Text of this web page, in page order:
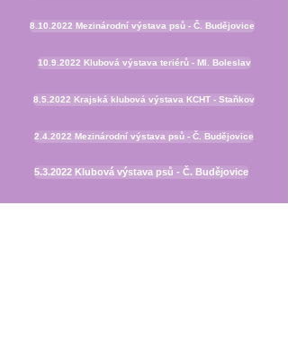
8.10.2022 Mezinárodní výstava psů - Č. Budějovice
10.9.2022 Klubová výstava teriérů - Ml. Boleslav
8.5.2022 Krajská klubová výstava KCHT - Staňkov
2.4.2022 Mezinárodní výstava psů - Č. Budějovice
5.3.2022 Klubová výstava psů - Č. Budějovice